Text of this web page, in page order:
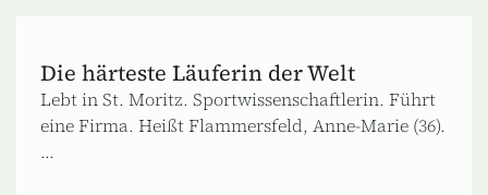
Die härteste Läuferin der Welt
Lebt in St. Moritz. Sportwissenschaftlerin. Führt
eine Firma. Heißt Flammersfeld, Anne-Marie (36).
...